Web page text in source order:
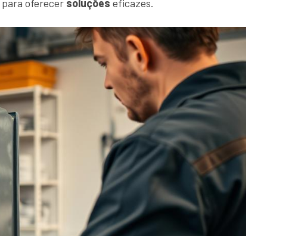
oferecer soluções eficazes.